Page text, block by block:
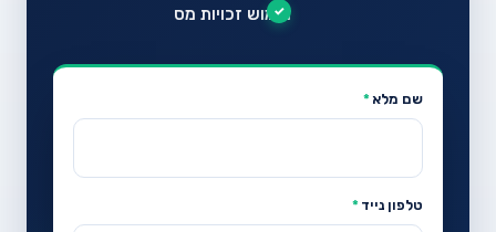
מימוש זכויות מס
שם מלא *
טלפון נייד *